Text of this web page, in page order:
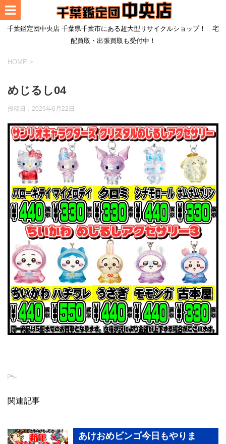
千葉鑑定団中央店 千葉県千葉市にある超大型リサイクルショップ！ 宅
配買取・出張買取も受付中！
HOME >
めじるし04
投稿日： 2026年6月22日
-
関連記事
あけおめビンゴ今日もやりま